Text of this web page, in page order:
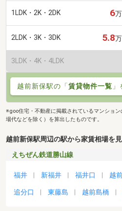
1LDK・2K・2DK 6
2LDK・3K・3DK 5.8
3LDK・4K・4LDK
越前新保駅の「賃貸物件一覧
※goo住宅・不動産に掲載されているマンショ
場代などを除く）を算出したものです。
越前新保駅周辺の駅から家賃相場を
えちぜん鉄道勝山線
福井 新福井 福井口 越
追分口 東藤島 越前島橋